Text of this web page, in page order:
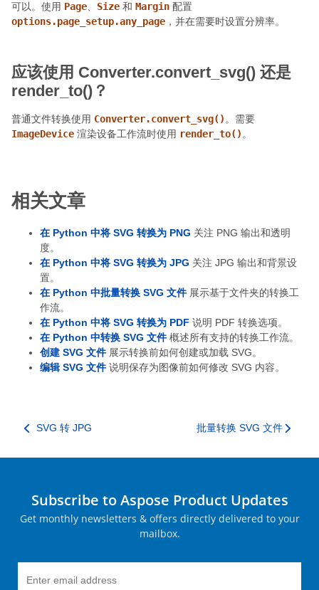
可以。使用 Page、 Size 和 Margin 配置
options.page_setup.any_page ，并在需要时设置分辨率。
应该使用 Converter.convert_svg() 还是
render_to()？
普通文件转换使用 Converter.convert_svg()。需要
ImageDevice 渲染设备工作流时使用 render_to()。
相关文章
在 Python 中将 SVG 转换为 PNG 关注 PNG 输出和透明
度。
在 Python 中将 SVG 转换为 JPG 关注 JPG 输出和背景设
置。
在 Python 中批量转换 SVG 文件展示基于文件夹的转换工
作流。
在 Python 中将 SVG 转换为 PDF 说明 PDF 转换选项。
在 Python 中转换 SVG 文件概述所有支持的转换工作流。
创建 SVG 文件展示转换前如何创建或加载 SVG。
编辑 SVG 文件说明保存为图像前如何修改 SVG 内容。
SVG 转 JPG 批量转换 SVG 文件
Subscribe to Aspose Product Updates
Get monthly newsletters & offers directly delivered to your
mailbox.